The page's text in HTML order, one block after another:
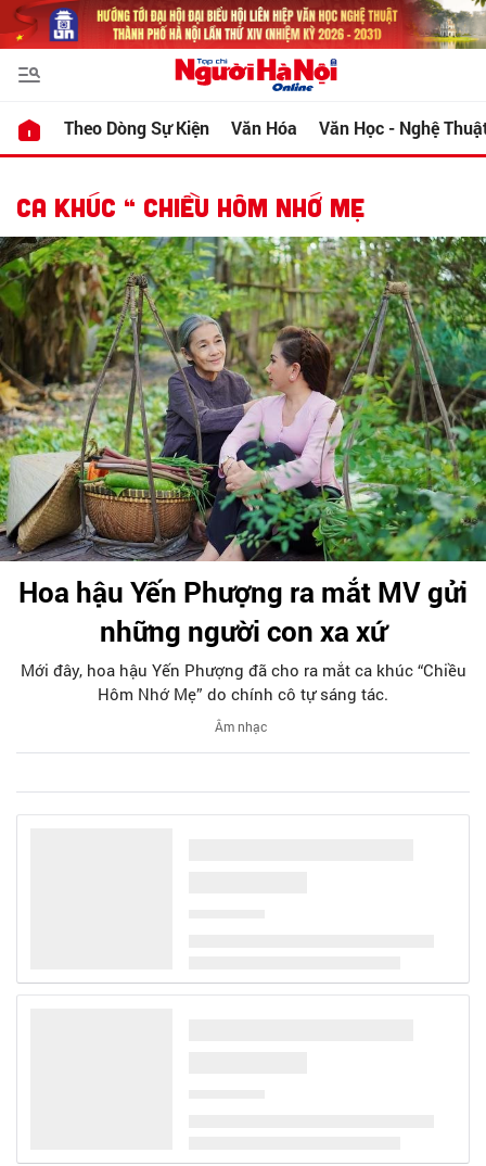
Theo Dòng Sự Kiện Văn Hóa Văn Học - Nghệ
CA KHÚC “ CHIỀU HÔM NHỚ MẸ
Hoa hậu Yến Phượng ra mắt MV gửi
những người con xa xứ
Mới đây, hoa hậu Yến Phượng đã cho ra mắt ca khúc “Chiều
Hôm Nhớ Mẹ” do chính cô tự sáng tác.
Âm nhạc